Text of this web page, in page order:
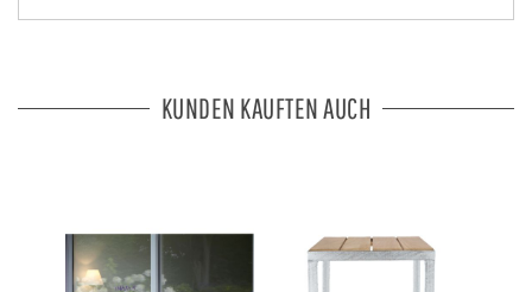
KUNDEN KAUFTEN AUCH